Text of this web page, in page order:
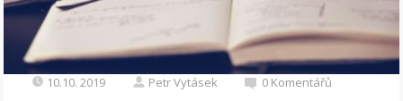
10.10. 2019 Petr Vytásek 0 Komentářů